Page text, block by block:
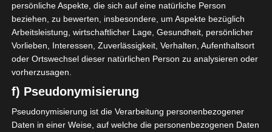
persönliche Aspekte, die sich auf eine natürliche Person
beziehen, zu bewerten, insbesondere, um Aspekte bezüglich
Arbeitsleistung, wirtschaftlicher Lage, Gesundheit, persönlicher
Vorlieben, Interessen, Zuverlässigkeit, Verhalten, Aufenthaltsort
oder Ortswechsel dieser natürlichen Person zu analysieren oder
vorherzusagen.
f) Pseudonymisierung
Pseudonymisierung ist die Verarbeitung personenbezogener
Daten in einer Weise, auf welche die personenbezogenen Daten